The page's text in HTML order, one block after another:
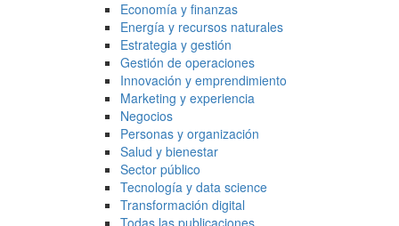
Economía y finanzas
Energía y recursos naturales
Estrategia y gestión
Gestión de operaciones
Innovación y emprendimiento
Marketing y experiencia
Negocios
Personas y organización
Salud y bienestar
Sector público
Tecnología y data science
Transformación digital